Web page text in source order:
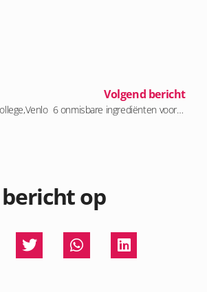
Volgend bericht
6 onmisbare ingrediënten voor een goed leiderschapsprogramma
op